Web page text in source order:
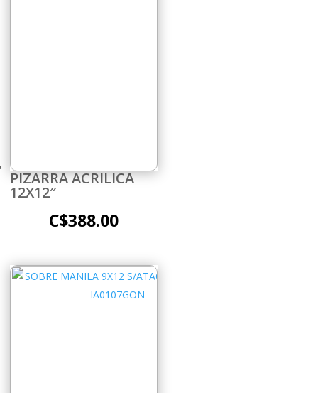
PIZARRA ACRILICA
12X12″
C$388.00